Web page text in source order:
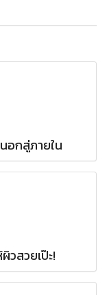
อกสู่ภายใน
วสวยเป๊ะ!